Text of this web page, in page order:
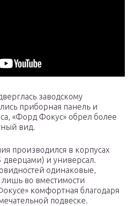
заводскому
приборная панель и
«Форд Фокус» обрел более
вид.
производился в корпусах
дверцами) и универсал.
одинаковые,
лишь во вместимости
комфортная благодаря
подвеске.